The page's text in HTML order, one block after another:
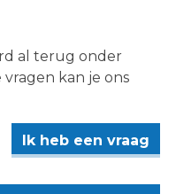
al terug onder
vragen kan je ons
Ik heb een vraag